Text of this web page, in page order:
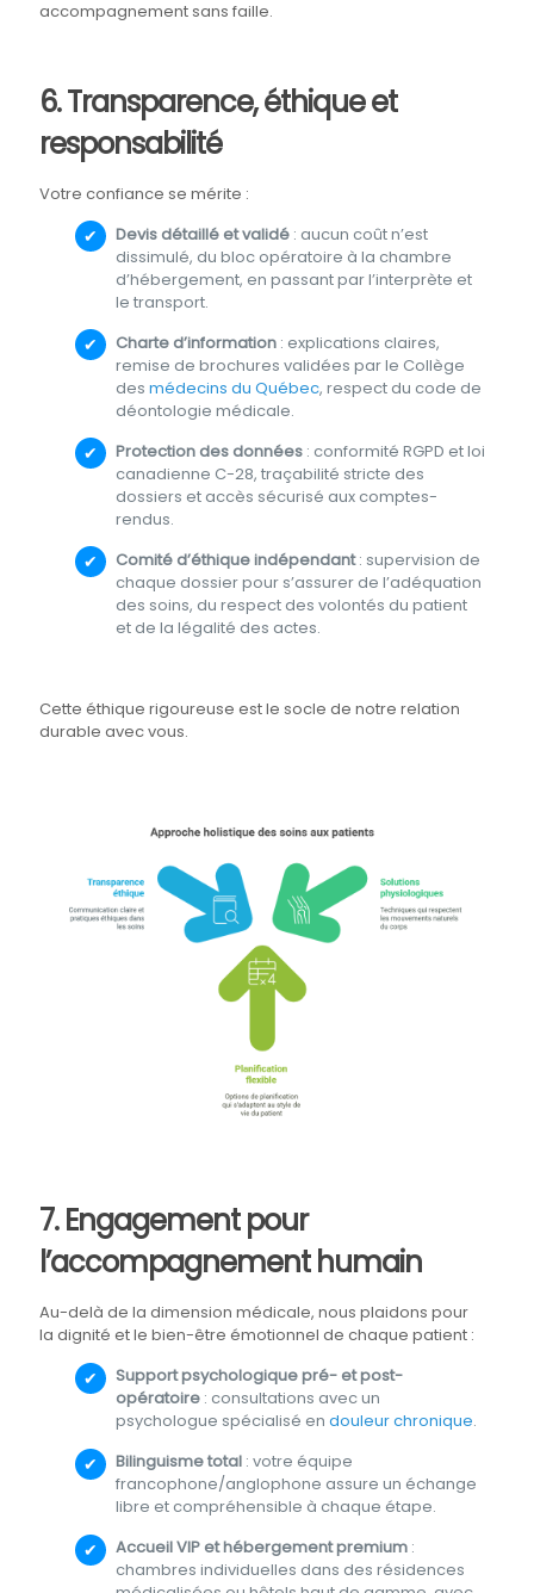
accompagnement sans faille.
6. Transparence, éthique et
responsabilité
Votre confiance se mérite :
Devis détaillé et validé: aucun coût n’est
dissimulé, du bloc opératoire à la chambre
d’hébergement, en passant par l’interprète et
le transport.
Charte d’information: explications claires,
remise de brochures validées par le Collège
des médecins du Québec, respect du code de
déontologie médicale.
Protection des données: conformité RGPD et loi
canadienne C-28, traçabilité stricte des
dossiers et accès sécurisé aux comptes-
rendus.
Comité d’éthique indépendant: supervision de
chaque dossier pour s’assurer de l’adéquation
des soins, du respect des volontés du patient
et de la légalité des actes.
Cette éthique rigoureuse est le socle de notre relation
durable avec vous.
7. Engagement pour
l’accompagnement humain
Au-delà de la dimension médicale, nous plaidons pour
la dignité et le bien-être émotionnel de chaque patient :
Support psychologique pré- et post-
opératoire: consultations avec un
psychologue spécialisé en douleur chronique.
Bilinguisme total: votre équipe
francophone/anglophone assure un échange
libre et compréhensible à chaque étape.
Accueil VIP et hébergement premium:
chambres individuelles dans des résidences